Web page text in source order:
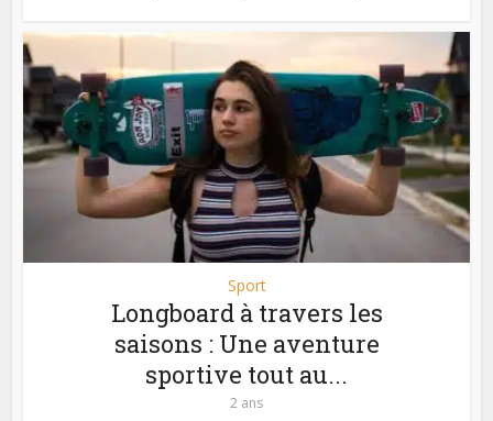
Sport
Longboard à travers les
saisons : Une aventure
sportive tout au...
2 ans